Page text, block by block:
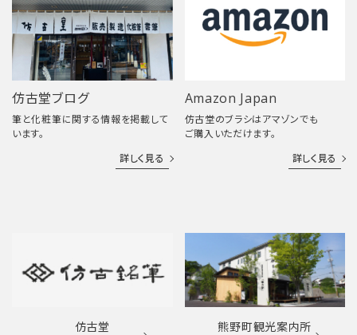
仿古堂ブログ
筆と化粧筆に関する情報を掲載して
います。
詳しく見る
Amazon Japan
仿古堂のブラシはアマゾンでも
ご購入いただけます。
詳しく見る
仿古堂
熊野町観光案内所